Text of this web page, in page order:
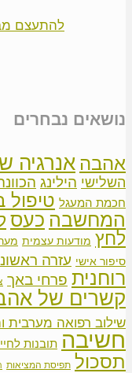
להתעצם
נושאים נבחרים
אהבה אנרגיה
השלישי הילינג
חכמת המעגל טיפול
המחשבה כעס
לחץ מודעות עצמית
סיפור אישי עזרה
רוחנית פרחי באך
קשרים של
שילוב רפואה מערבית
חשיבה תובנות
תסכול תפיסת המציאות